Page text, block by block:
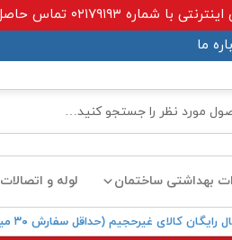
تماس حاصل نمایید
ما
بهداشتی ساختمان لوله و اتصالات
رایگان کالای غیرحجیم (حداقل سفارش ۳۰ میلیون تومان )